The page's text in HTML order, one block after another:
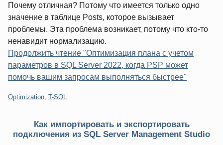
Почему отличная? Потому что имеется только одно
значение в таблице Posts, которое вызывает
проблемы. Эта проблема возникает, потому что кто-то
ненавидит нормализацию.
Продолжить чтение "Оптимизация плана с учетом
параметров в SQL Server 2022, когда PSP может
помочь вашим запросам выполняться быстрее"
Категории:
Optimization T-SQL
Как импортировать и экспортировать
подключения из SQL Server Management Studio